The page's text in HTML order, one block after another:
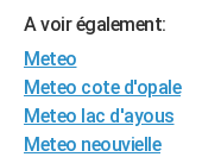
Guides de France
Escapades
Patrimoine
Expositions
Musées
Week-end nature
+LIFESTYLE
Art de vivre
Bien-être
Loisirs
Mode
Modes de vie
SANTE
Alimentation
Guide de la santé
Maladies
Médicaments
Sommeil
VOYAGE
A voir également:
Meteo
Meteo cote d'opale
Meteo lac d'ayous
Meteo neouvielle